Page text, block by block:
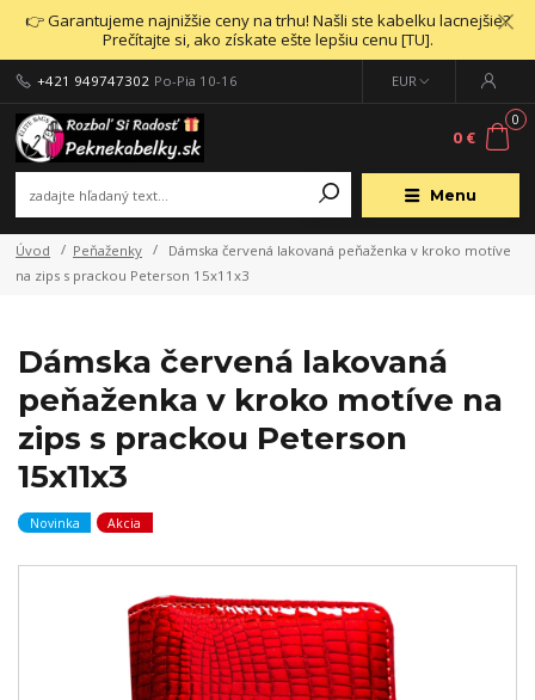
👉 Garantujeme najnižšie ceny na trhu! Našli ste kabelku lacnejšie?
Prečítajte si, ako získate ešte lepšiu cenu [TU].
Menu
EUR
+421 949747302 Po-Pia 10-16
0
0 €
Úvod Peňaženky
Dámska červená lakovaná peňaženka v kroko motíve
na zips s prackou Peterson 15x11x3
Dámska červená lakovaná
peňaženka v kroko motíve na
zips s prackou Peterson
15x11x3
Novinka Akcia